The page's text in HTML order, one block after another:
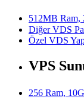
512MB
Diğer VDS
Özel VDS
VPS
256 Ram,